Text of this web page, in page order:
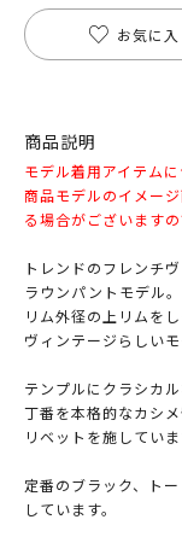
お気に入
商品説明
モデル着用アイテム
商品モデルのイメー
る場合がございます
トレンドのフレンチ
ラウンパントモデル。
リム外径の上リムを
ヴィンテージらしい
テンプルにクラシカ
丁番を本格的なカシ
リベットを施していま
定番のブラック、ト
しています。